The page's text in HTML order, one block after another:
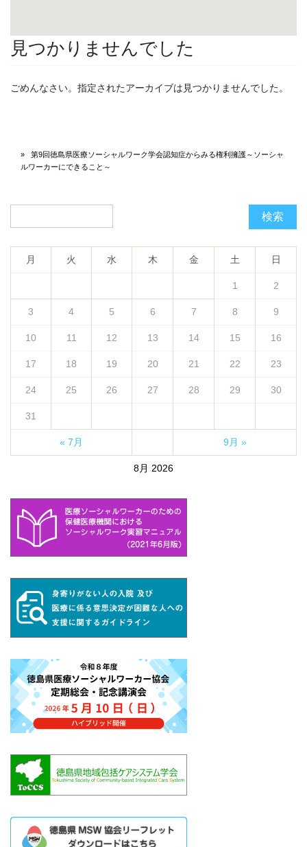
見つかりませんでした
ごめんなさい。指定されたアーカイブは見つかりませんでした。
第9回徳島県医療ソーシャルワーク学会認知症からみる権利擁護～ソーシャ
ルワーカーにできること～
検索
8月 2026
月 火 水 木 金 土 日
1 2
3 4 5 6 7 8 9
10 11 12 13 14 15 16
17 18 19 20 21 22 23
24 25 26 27 28 29 30
31
« 7月 9月 »